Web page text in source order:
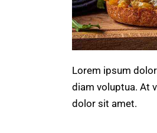
Lorem ipsum
diam voluptua. At
dolor sit amet.